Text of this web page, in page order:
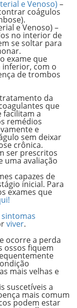
e Venoso) –
coágulos
e Venoso) –
no interior de
se soltar para
exame que
inferior, com o
de trombos
da
que
facilitam a
remédios
e
sem deixar
crônica.
ser prescritos
uma avaliação
capazes de
inicial. Para
exames que
viver.
ocorre a perda
ossos fiquem
mais velhas e
suscetíveis a
mais comum
podem estar